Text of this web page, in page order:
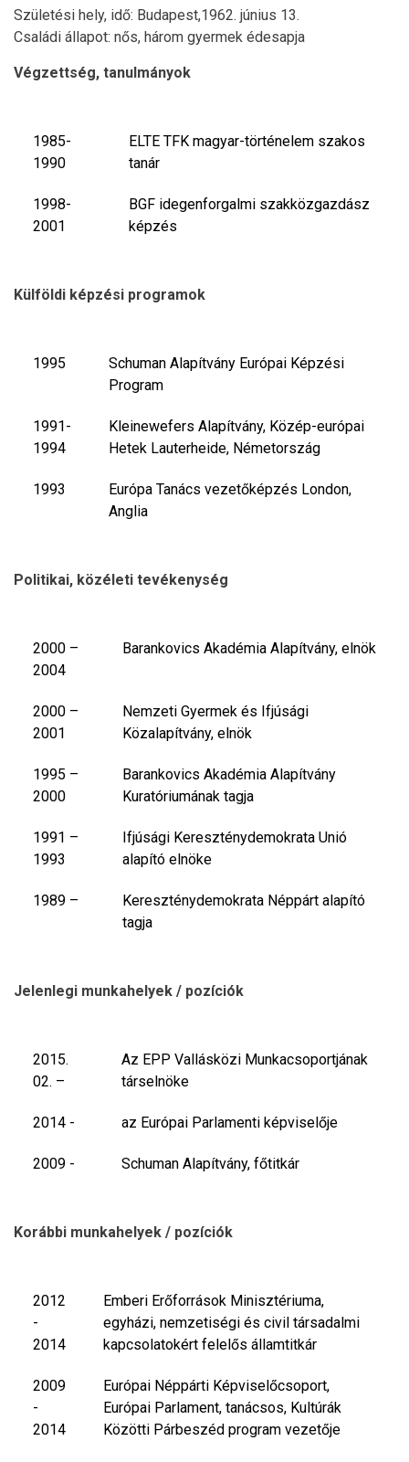
Születési hely, idő: Budapest,1962. június 13.
Családi állapot: nős, három gyermek édesapja
Végzettség, tanulmányok
1985-
1990
ELTE TFK magyar-történelem szakos
tanár
1998-
2001
BGF idegenforgalmi szakközgazdász
képzés
Külföldi képzési programok
1995
Schuman Alapítvány Európai Képzési
Program
1991-
1994
Kleinewefers Alapítvány, Közép-európai
Hetek Lauterheide, Németország
1993
Európa Tanács vezetőképzés London,
Anglia
Politikai, közéleti tevékenység
2000 –
2004
Barankovics Akadémia Alapítvány, elnök
2000 –
2001
Nemzeti Gyermek és Ifjúsági
Közalapítvány, elnök
1995 –
2000
Barankovics Akadémia Alapítvány
Kuratóriumának tagja
1991 –
1993
Ifjúsági Kereszténydemokrata Unió
alapító elnöke
1989 –
Kereszténydemokrata Néppárt alapító
tagja
Jelenlegi munkahelyek / pozíciók
2015.
02. –
Az EPP Vallásközi Munkacsoportjának
társelnöke
2014 - az Európai Parlamenti képviselője
2009 - Schuman Alapítvány, főtitkár
Korábbi munkahelyek / pozíciók
2012
-
2014
Emberi Erőforrások Minisztériuma,
egyházi, nemzetiségi és civil társadalmi
kapcsolatokért felelős államtitkár
2009
-
2014
Európai Néppárti Képviselőcsoport,
Európai Parlament, tanácsos, Kultúrák
Közötti Párbeszéd program vezetője